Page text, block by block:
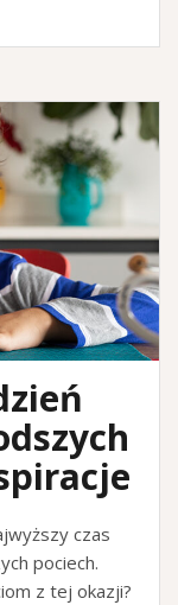
czas
pociech.
z tej okazji?